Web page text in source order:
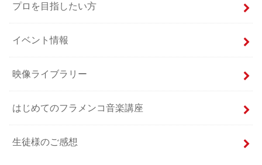
プロを目指したい方
イベント情報
映像ライブラリー
はじめてのフラメンコ音楽講座
生徒様のご感想